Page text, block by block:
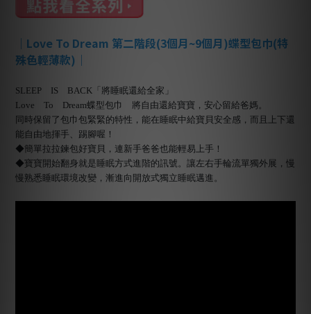
｜Love To Dream 第二階段(3個月~9個月)蝶型包巾(特
殊色輕薄款)｜
SLEEP IS BACK「將睡眠還給全家」
Love To Dream蝶型包巾 將自由還給寶寶，安心留給爸媽。
同時保留了包巾包緊緊的特性，能在睡眠中給寶貝安全感，而且上下還
能自由地揮手、踢腳喔！
◆簡單拉拉鍊包好寶貝，連新手爸爸也能輕易上手！
◆寶寶開始翻身就是睡眠方式進階的訊號。讓左右手輪流單獨外展，慢
慢熟悉睡眠環境改變，漸進向開放式獨立睡眠邁進。